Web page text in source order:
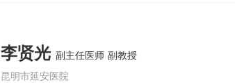
李贤光 副主任医师 副教授
昆明市延安医院